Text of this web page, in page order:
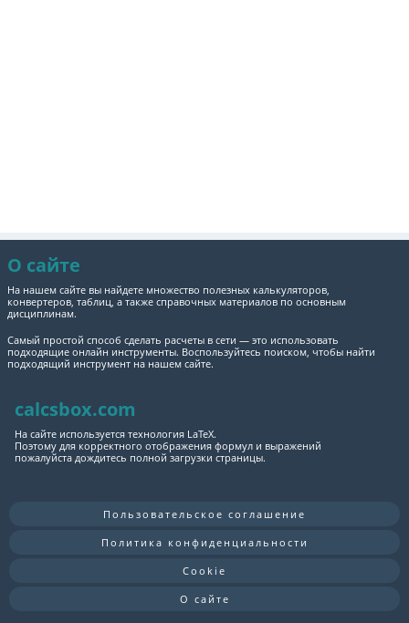
О сайте
На нашем сайте вы найдете множество полезных калькуляторов,
конвертеров, таблиц, а также справочных материалов по основным
дисциплинам.
Самый простой способ сделать расчеты в сети — это использовать
подходящие онлайн инструменты. Воспользуйтесь поиском, чтобы найти
подходящий инструмент на нашем сайте.
calcsbox.com
На сайте используется технология LaTeX.
Поэтому для корректного отображения формул и выражений
пожалуйста дождитесь полной загрузки страницы.
Пользовательское соглашение
Политика конфиденциальности
Cookie
О сайте